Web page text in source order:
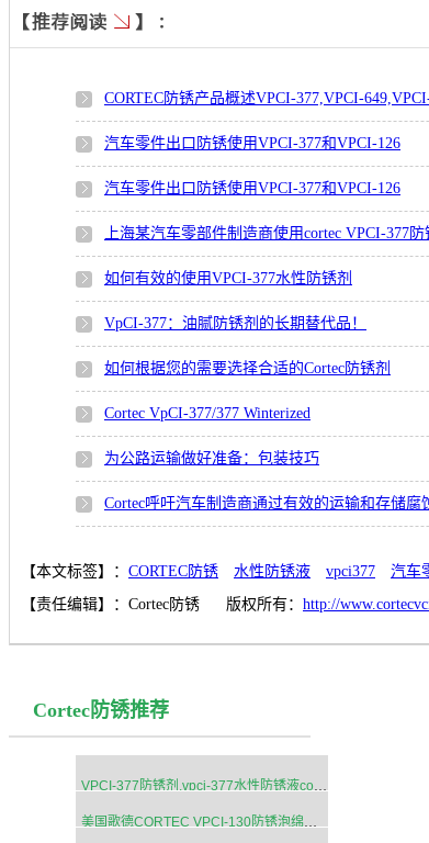
CORTEC防锈产品概述VPCI-377,VPCI-
汽车零件出口防锈使用VPCI-377和VPCI-126
汽车零件出口防锈使用VPCI-377和VPCI-126
上海某汽车零部件制造商使用cortec VPCI-377防
如何有效的使用VPCI-377水性防锈剂
VpCI-377：油腻防锈剂的长期替代品！
如何根据您的需要选择合适的Cortec防锈剂
Cortec VpCI-377/377 Winterized
为公路运输做好准备：包装技巧
Cortec呼吁汽车制造商通过有效的运输和存储腐
【本文标签】： CORTEC防锈 水性防锈液 vpci377
汽车
【责任编辑】： Cortec防锈 版权所有： http://
Cortec防锈推荐
VPCI-377防锈剂,vpci-377水性防锈液cortec原装进口
美国歌德CORTEC VPCI-130防锈泡绵系列